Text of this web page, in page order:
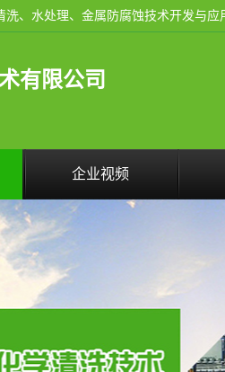
有限公司
企业视频